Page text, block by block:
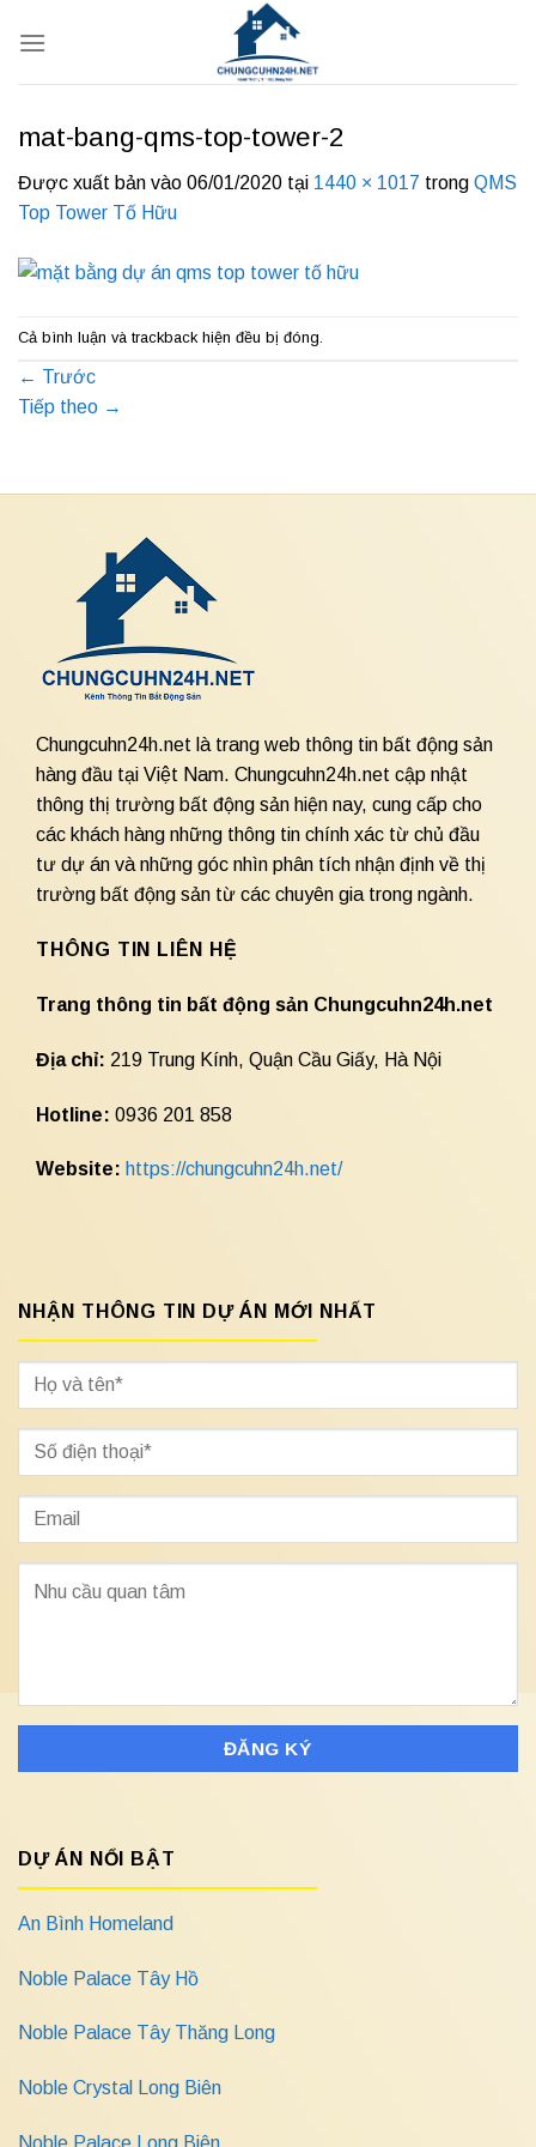
qua
mat-bang-qms-top-tower-2
Được xuất bản vào 06/01/2020 tại 1440 × 1017 trong QMS
Top Tower Tố Hữu
Cả bình luận và trackback hiện đều bị đóng.
← Trước
Tiếp theo →
Chungcuhn24h.net là trang web thông tin bất động sản
hàng đầu tại Việt Nam. Chungcuhn24h.net cập nhật
thông thị trường bất động sản hiện nay, cung cấp cho
các khách hàng những thông tin chính xác từ chủ đầu
tư dự án và những góc nhìn phân tích nhận định về thị
trường bất động sản từ các chuyên gia trong ngành.
THÔNG TIN LIÊN HỆ
Trang thông tin bất động sản Chungcuhn24h.net
Địa chỉ: 219 Trung Kính, Quận Cầu Giấy, Hà Nội
Hotline: 0936 201 858
Website: https://chungcuhn24h.net/
NHẬN THÔNG TIN DỰ ÁN MỚI NHẤT
DỰ ÁN NỔI BẬT
An Bình Homeland
Noble Palace Tây Hồ
Noble Palace Tây Thăng Long
Noble Crystal Long Biên
Noble Palace Long Biên